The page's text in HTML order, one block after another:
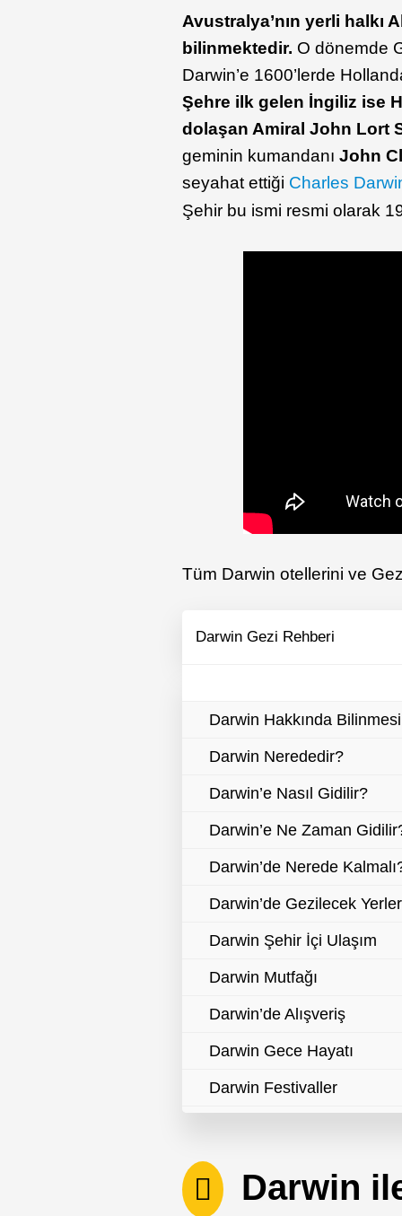
Avustralya’nın yerli
bilinmektedir. O dönemde
Darwin’e 1600’lerde
Şehre ilk gelen İngiliz ise
dolaşan Amiral John Lort
geminin kumandanıJohn
seyahat ettiği Charles
Şehir bu ismi resmi olarak
Tüm Darwin otellerini ve
Darwin Gezi Rehberi
Darwin Hakkında
Darwin Nerededir?
Darwin’e Nasıl Gidilir?
Darwin’e Ne Zaman
Darwin’de Nerede
Darwin’de Gezilecek Yerler
Darwin Şehir İçi Ulaşım
Darwin Mutfağı
Darwin’de Alışveriş
Darwin Gece Hayatı
Darwin Festivaller
Darwin İçin Faydalı Bilgiler
Darwin Vize İşlemleri
Darwin